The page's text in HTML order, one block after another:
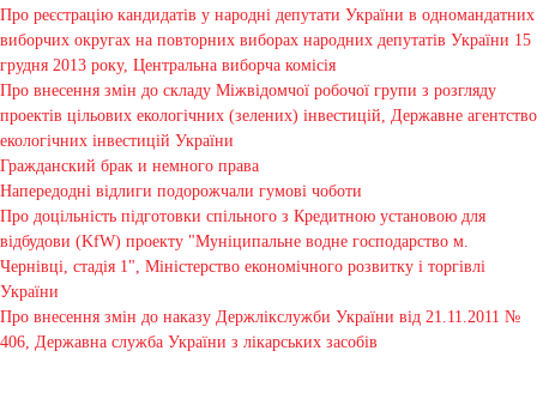
Про реєстрацію кандидатів у народні депутати України в одномандатних
виборчих округах на повторних виборах народних депутатів України 15
грудня 2013 року, Центральна виборча комісія
Про внесення змін до складу Міжвідомчої робочої групи з розгляду
проектів цільових екологічних (зелених) інвестицій, Державне агентство
екологічних інвестицій України
Гражданский брак и немного права
Напередодні відлиги подорожчали гумові чоботи
Про доцільність підготовки спільного з Кредитною установою для
відбудови (KfW) проекту "Муніципальне водне господарство м.
Чернівці, стадія 1", Міністерство економічного розвитку і торгівлі
України
Про внесення змін до наказу Держлікслужби України від 21.11.2011 №
406, Державна служба України з лікарських засобів